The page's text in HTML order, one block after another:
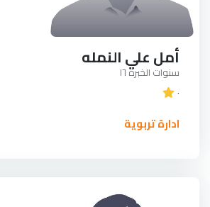
أمل علي النمله
سنوات الخبرة ١٦
٠
ادارة تربوية